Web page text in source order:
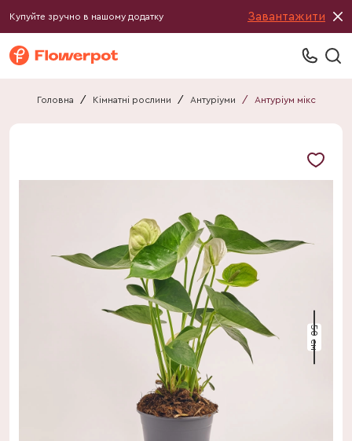
Купуйте зручно в нашому додатку Завантажити
Головна / Кімнатні рослини / Антуріуми / Антуріум мікс
50 см